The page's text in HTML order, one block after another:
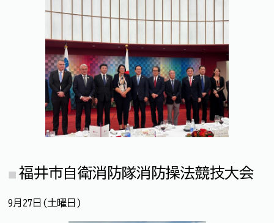
福井市自衛消防隊消防操法競技大会
9月27日(土曜日)